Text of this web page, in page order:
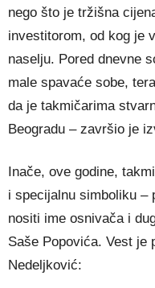
nego što je tržišna
investitorom, od kog je
naselju. Pored dnevne
male spavaće sobe,
da je takmičarima
Beogradu – završio je
Inače, ove godine,
i specijalnu simboliku –
nositi ime osnivača i
Saše Popovića. Vest je
Nedeljković: